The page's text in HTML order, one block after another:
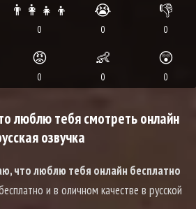
👨‍👩‍👧‍👦
0
😭
0
👎
0
😡
0
👶
0
😲
0
люблю тебя смотреть онлайн
озвучка
что люблю тебя онлайн бесплатно
и в оличном качестве в русской